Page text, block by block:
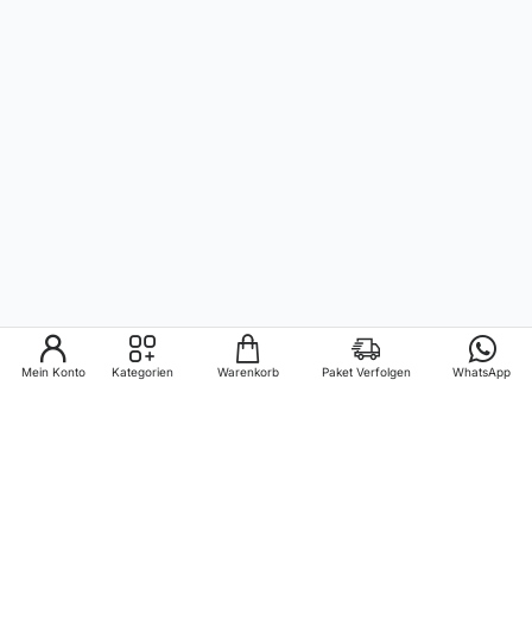
Mein Konto Kategorien Warenkorb Paket Verfolgen WhatsApp